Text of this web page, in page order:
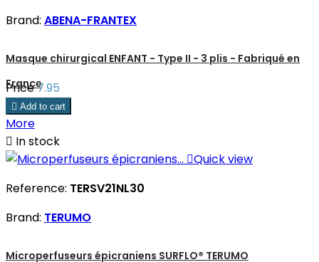
Brand: ABENA-FRANTEX
Masque chirurgical ENFANT - Type II - 3 plis - Fabriqué en
France
Price7.95
 Add to cart
More
 In stock
Quick view
Reference: TERSV21NL30
Brand: TERUMO
Microperfuseurs épicraniens SURFLO® TERUMO